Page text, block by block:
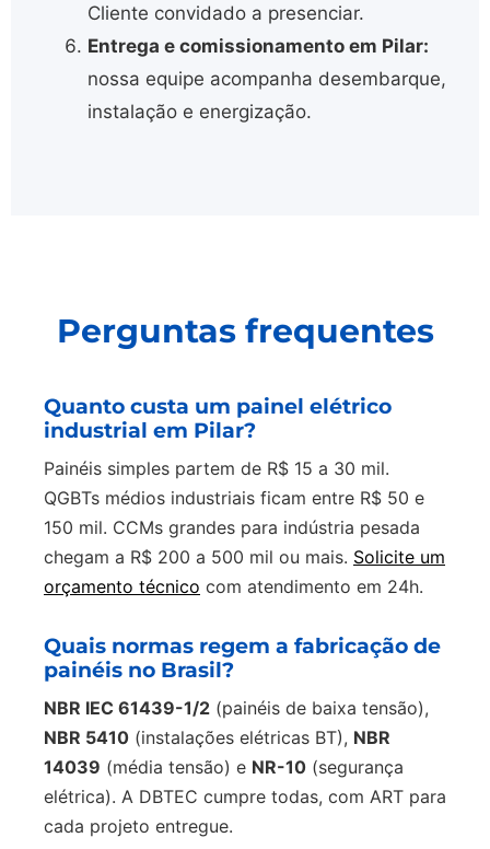
Cliente convidado a presenciar.
Entrega e comissionamento em Pilar:
nossa equipe acompanha desembarque,
instalação e energização.
Perguntas frequentes
Quanto custa um painel elétrico
industrial em Pilar?
Painéis simples partem de R$ 15 a 30 mil.
QGBTs médios industriais ficam entre R$ 50 e
150 mil. CCMs grandes para indústria pesada
chegam a R$ 200 a 500 mil ou mais. Solicite um
orçamento técnico com atendimento em 24h.
Quais normas regem a fabricação de
painéis no Brasil?
NBR IEC 61439-1/2 (painéis de baixa tensão),
NBR 5410 (instalações elétricas BT), NBR
14039 (média tensão) e NR-10 (segurança
elétrica). A DBTEC cumpre todas, com ART para
cada projeto entregue.